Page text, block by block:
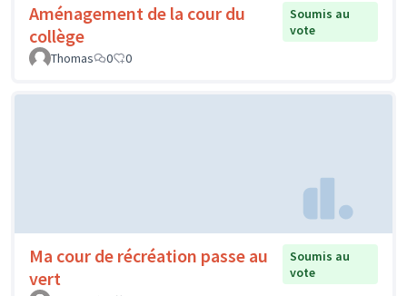
Aménagement de la cour du
collège
Soumis au
vote
Thomas
0 0
Ma cour de récréation passe au
vert
Soumis au
vote